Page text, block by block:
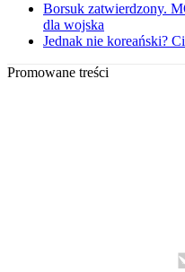
Borsuk zatwierdzony.
dla wojska
Jednak nie koreański?
Promowane treści